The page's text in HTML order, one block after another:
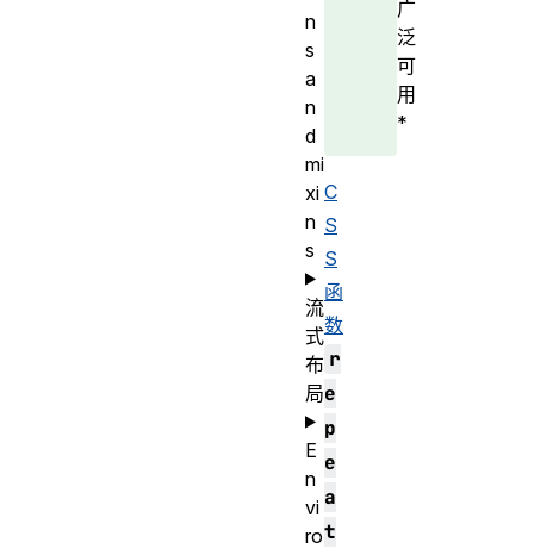
广
泛
可
用
*
C
S
S
函
数
r
e
p
e
a
t
n
s
a
n
d
mi
xi
n
s
流
式
布
局
E
n
vi
ro